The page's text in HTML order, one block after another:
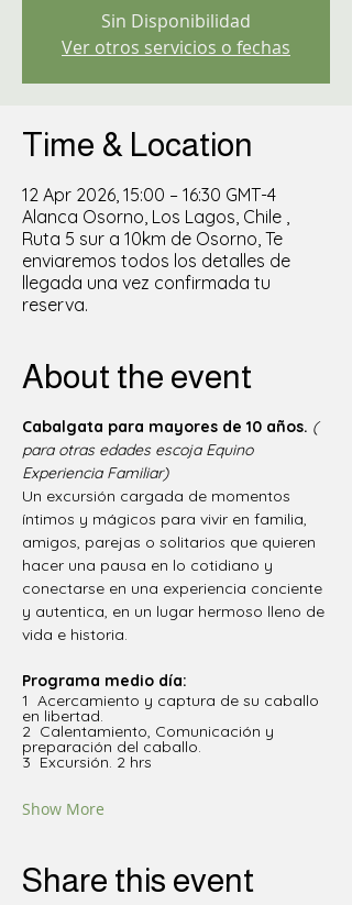
Sin Disponibilidad
Ver otros servicios o fechas
Time & Location
12 Apr 2026, 15:00 – 16:30 GMT-4
Alanca Osorno, Los Lagos, Chile ,
Ruta 5 sur a 10km de Osorno, Te
enviaremos todos los detalles de
llegada una vez confirmada tu
reserva.
About the event
Cabalgata para mayores de 10 años. (
para otras edades escoja Equino
Experiencia Familiar)
Un excursión cargada de momentos
íntimos y mágicos para vivir en familia,
amigos, parejas o solitarios que quieren
hacer una pausa en lo cotidiano y
conectarse en una experiencia conciente
y autentica, en un lugar hermoso lleno de
vida e historia.
Programa medio día:
1  Acercamiento y captura de su caballo
en libertad.
2  Calentamiento, Comunicación y
preparación del caballo.
3  Excursión. 2 hrs
Show More
Share this event